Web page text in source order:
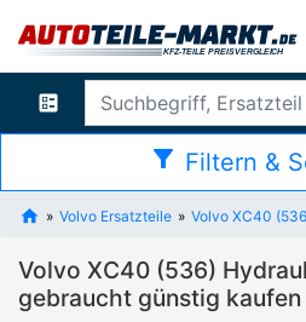
ballot
filter_alt Filtern &
Volvo Ersatzteile Volvo XC40
Volvo XC40 (536)
gebraucht günstig kaufen